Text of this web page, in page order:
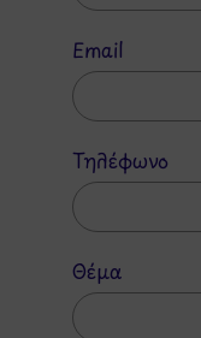
Email
Τηλέφωνο
Θέμα